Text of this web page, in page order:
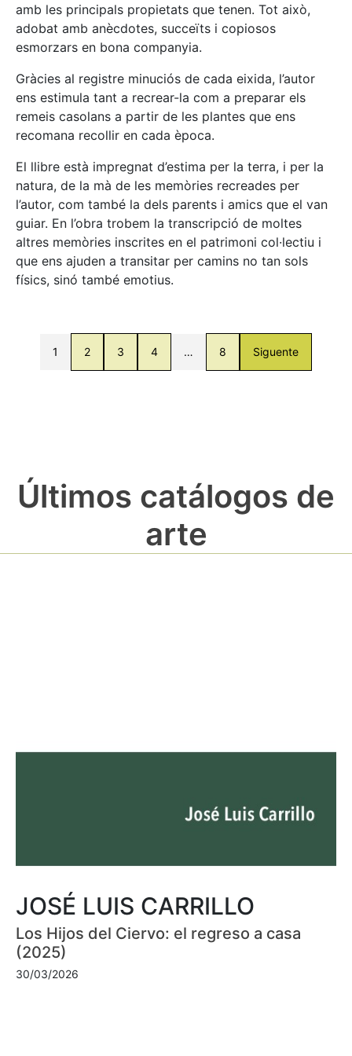
amb les principals propietats que tenen. Tot això,
adobat amb anècdotes, succeïts i copiosos
esmorzars en bona companyia.
Gràcies al registre minuciós de cada eixida, l’autor
ens estimula tant a recrear-la com a preparar els
remeis casolans a partir de les plantes que ens
recomana recollir en cada època.
El llibre està impregnat d’estima per la terra, i per la
natura, de la mà de les memòries recreades per
l’autor, com també la dels parents i amics que el van
guiar. En l’obra trobem la transcripció de moltes
altres memòries inscrites en el patrimoni col·lectiu i
que ens ajuden a transitar per camins no tan sols
físics, sinó també emotius.
1 2 3 4 … 8 Siguente
Últimos catálogos de
arte
JOSÉ LUIS CARRILLO
Los Hijos del Ciervo: el regreso a casa
(2025)
30/03/2026